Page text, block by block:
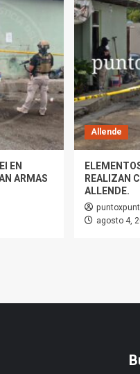
EN
ARMAS
Allende
REALIZAN
ALLENDE.
agosto 4,